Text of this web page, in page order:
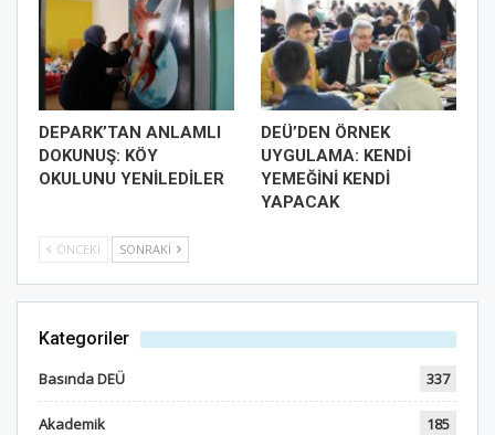
DEPARK’TAN ANLAMLI
DOKUNUŞ: KÖY
OKULUNU YENİLEDİLER
DEÜ’DEN ÖRNEK
UYGULAMA: KENDİ
YEMEĞİNİ KENDİ
YAPACAK
ÖNCEKI SONRAKI
Kategoriler
Basında DEÜ 337
Akademik 185